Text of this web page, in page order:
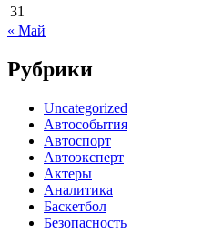
31
« Май
Рубрики
Uncategorized
Автособытия
Автоспорт
Автоэксперт
Актеры
Аналитика
Баскетбол
Безопасность